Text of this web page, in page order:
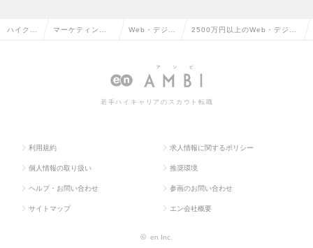
ハイクラ マーケティン Web・デジタ
ング
2500万円以上のWeb・デジタ
情報一覧
若手ハイキャリアのスカウト転職
利用規約 求人情報に関するポリシー
個人情報の取り扱い 推奨環境
ヘルプ・お問い合わせ 参画のお問い合わせ
サイトマップ エン会社概要
© en Inc.